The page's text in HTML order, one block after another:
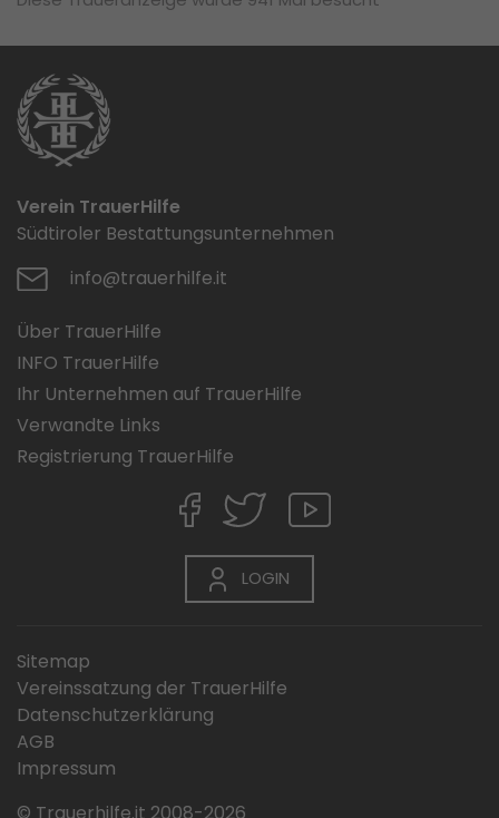
Verein TrauerHilfe
Südtiroler Bestattungsunternehmen
info@trauerhilfe.it
Über TrauerHilfe
INFO TrauerHilfe
Ihr Unternehmen auf TrauerHilfe
Verwandte Links
Registrierung TrauerHilfe
LOGIN
Sitemap
Vereinssatzung der TrauerHilfe
Datenschutzerklärung
AGB
Impressum
© Trauerhilfe.it 2008-2026